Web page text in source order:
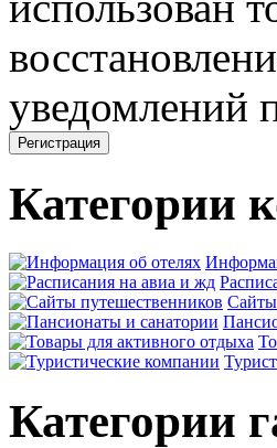
уведомлений
Категории
Сайты
Категории